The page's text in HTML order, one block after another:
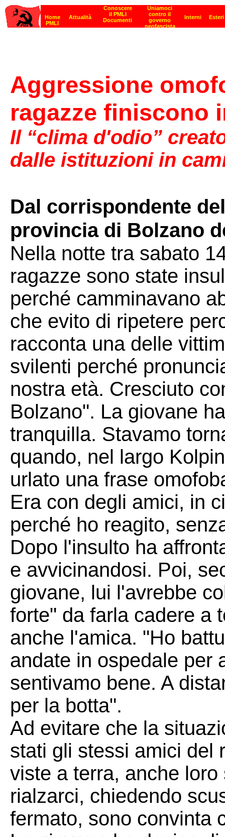
Aggressione
ragazze finiscono
Il “clima d'odio”
dalle istituzioni in
Dal corrispondente
provincia di Bolzano
Nella notte tra sabato
ragazze sono state
perché camminavano
che evito di ripetere
racconta una delle
svilenti perché
nostra età. Cresciuto
Bolzano". La giovane
tranquilla. Stavamo
quando, nel largo
urlato una frase
Era con degli amici, in
perché ho reagito,
Dopo l'insulto ha
e avvicinandosi. Poi,
giovane, lui l'avrebbe
forte" da farla cadere a
anche l'amica. "Ho
andate in ospedale per
sentivamo bene. A
per la botta".
Ad evitare che la
stati gli stessi amici del
viste a terra, anche
rialzarci, chiedendo
fermato, sono convinta